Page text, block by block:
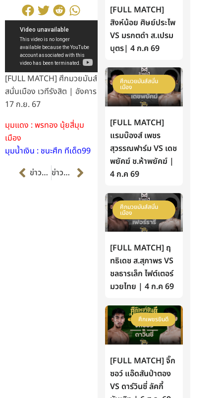
[FULL MATCH] ศึกมวยมันส์
สนั่นเมือง เวทีรังสิต | อังคาร
17 ก.ย. 67
มุมแดง : พรทอง นุ้ยสี่มุม
เมือง
มุมน้ำเงิน : ชนะศึก ทีเด็ด99
Prevข่าวก่อนหน้า ข่าวต่อไป Next
[FULL MATCH]
สิงห์น้อย ศิษย์ประไพ
VS มรกตดำ ส.เปรม
บุตร| 4 ก.ค 69
ศึกมวยมันส์สนั่น
เมือง
[FULL MATCH]
แรมบ๊องส์ เพชร
สุวรรณฟาร์ม VS เดช
พยัคฆ์ ช.ห้าพยัคฆ์ |
4 ก.ค 69
ศึกมวยมันส์สนั่น
เมือง
[FULL MATCH] ฤ
ทธิเดช ส.สุภาพร VS
ชลธารเล็ก ไฟต์เตอร์
มวยไทย | 4 ก.ค 69
ศึกเพชรยินดี
[FULL MATCH] จิ๊ก
ซอว์ แอ๊ดสันป่าตอง
VS ดาร์วินซี่ ลัคกี้